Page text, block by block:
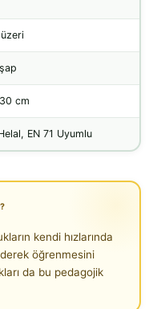
cm
EN 71 Uyumlu
kendi hızlarında
öğrenmesini
da bu pedagojik